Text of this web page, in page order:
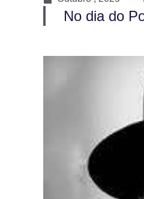
No dia do